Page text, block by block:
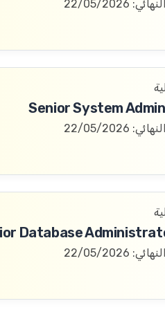
22/05/2026
Senior System
22/05/2026
Database
22/05/2026